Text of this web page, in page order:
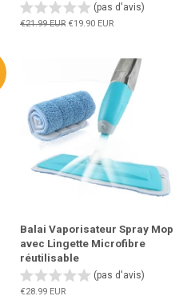
(pas d'avis)
Prix
€21.99 EUR Prix
€19.90 EUR
Balai Vaporisateur Spray Mop
avec Lingette Microfibre
réutilisable
(pas d'avis)
Prix
€28.99 EUR